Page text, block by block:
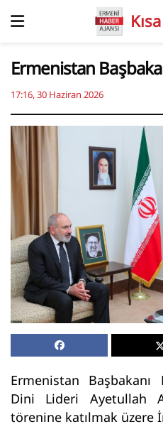
Ermenistan
17:16, 30 Haziran 2026
Ermenistan Başbakanı
Dini Lideri Ayetullah
törenine katılmak üzere